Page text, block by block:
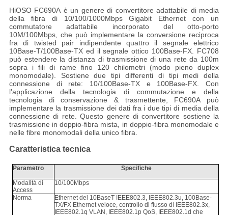
HiOSO FC690A è un genere di convertitore adattabile di media
della fibra di 10/100/1000Mbps Gigabit Ethernet con un
commutatore adattabile incorporato delotto-porto
10M/100Mbps, che può implementare la conversione reciproca
fra di twisted pair indipendente quattro il segnale elettrico
10Base-T/100Base-TX ed il segnale ottico 100Base-FX. FC708
può estendere la distanza di trasmissione di una rete da 100m
sopra i fili di rame fino 120 chilometri (modo pieno duplex
monomodale). Sostiene due tipi differenti di tipi medi della
connessione di rete: 10/100Base-TX e 100Base-FX. Con
l'applicazione della tecnologia di commutazione e della
tecnologia di conservazione & trasmettente, FC690A può
implementare la trasmissione dei dati fra i due tipi di media della
connessione di rete. Questo genere di convertitore sostiene la
trasmissione in doppio-fibra mista, in doppio-fibra monomodale e
nelle fibre monomodali della unico fibra.
Caratteristica tecnica
Parametro Specifiche
Modalità di
Access
10/100Mbps
Norma
Ethernet del 10BaseT IEEE802.3, IEEE802.3u, 100Base-
TX/FX Ethernet veloce, controllo di flusso di IEEE802.3x,
IEEE802.1q VLAN, IEEE802.1p QoS, IEEE802.1d che